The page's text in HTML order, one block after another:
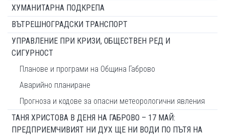
ХУМАНИТАРНА ПОДКРЕПА
ВЪТРЕШНОГРАДСКИ ТРАНСПОРТ
УПРАВЛЕНИЕ ПРИ КРИЗИ, ОБЩЕСТВЕН РЕД И
СИГУРНОСТ
Планове и програми на Община Габрово
Аварийно планиране
Прогноза и кодове за опасни метеорологични явления
ТАНЯ ХРИСТОВА В ДЕНЯ НА ГАБРОВО – 17 МАЙ:
ПРЕДПРИЕМЧИВИЯТ НИ ДУХ ЩЕ НИ ВОДИ ПО ПЪТЯ НА